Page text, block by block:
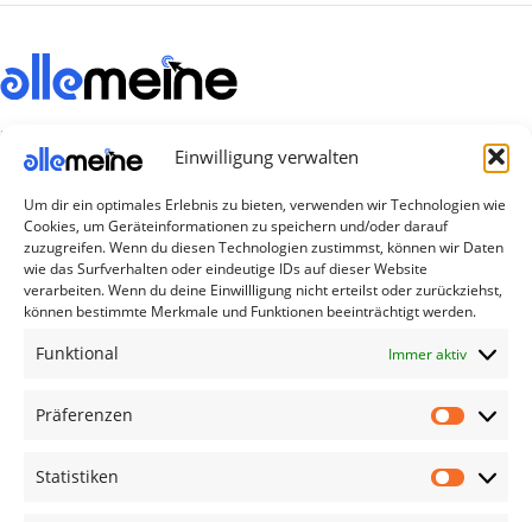
Einwilligung verwalten
Um dir ein optimales Erlebnis zu bieten, verwenden wir Technologien wie
Cookies, um Geräteinformationen zu speichern und/oder darauf
zuzugreifen. Wenn du diesen Technologien zustimmst, können wir Daten
wie das Surfverhalten oder eindeutige IDs auf dieser Website
verarbeiten. Wenn du deine Einwillligung nicht erteilst oder zurückziehst,
können bestimmte Merkmale und Funktionen beeinträchtigt werden.
Funktional Immer aktiv
Präferenzen
Statistiken
Die Produkte, die Sie wünschen, aber nicht
erreichen können, sind gleichzeitig mit der
Abonnieren Sie uns
Kategorien
TV Zubehör
Airpod Zubehör